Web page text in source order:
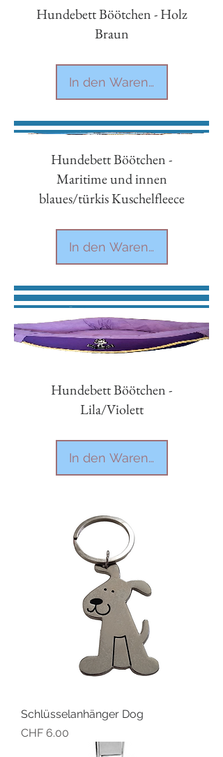
Hundebett Böötchen - Holz
Braun
In den Warenkorb
Hundebett Böötchen -
Maritime und innen
blaues/türkis Kuschelfleece
In den Warenkorb
Hundebett Böötchen -
Lila/Violett
In den Warenkorb
Schlüsselanhänger Dog
Preis
CHF 6.00